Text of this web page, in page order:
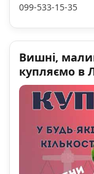
099-533-15-35
Вишні,
купляємо в